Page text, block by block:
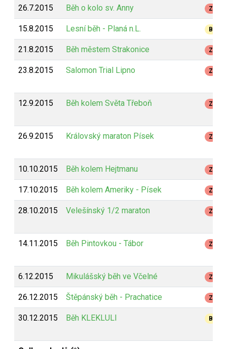
26.7.2015 Běh o kolo sv. Anny Z
15.8.2015 Lesní běh - Planá n.L. B
21.8.2015 Běh městem Strakonice Z
23.8.2015 Salomon Trial Lipno Z
12.9.2015 Běh kolem Světa Třeboň Z
26.9.2015 Královský maraton Písek Z
10.10.2015 Běh kolem Hejtmanu Z
17.10.2015 Běh kolem Ameriky - Písek Z
28.10.2015 Velešínský 1/2 maraton Z
14.11.2015 Běh Pintovkou - Tábor Z
6.12.2015 Mikulášský běh ve Včelné Z
26.12.2015 Štěpánský běh - Prachatice Z
30.12.2015 Běh KLEKLULI B